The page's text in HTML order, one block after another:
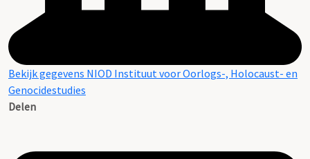
Bekijk gegevens NIOD Instituut voor Oorlogs-, Holocaust- en
Genocidestudies
Delen